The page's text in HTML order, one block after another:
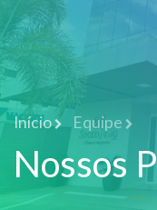
Início Equipe
Nossos